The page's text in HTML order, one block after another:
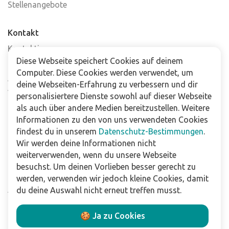
Stellenangebote
Kontakt
Kontaktiere uns
Häufig gestellte Fragen
Abonniere unseren Newsletter
Verkaufsstellen
Für Unternehmen
Downloads
Impressum
Datenschutzbestimmungen
Allgemeine Verkaufs- und Lieferbedingungen
Haftungsausschluss
Diese Webseite speichert Cookies auf deinem
Computer. Diese Cookies werden verwendet, um
deine Webseiten-Erfahrung zu verbessern und dir
personalisiertere Dienste sowohl auf dieser Webseite
als auch über andere Medien bereitzustellen. Weitere
Informationen zu den von uns verwendeten Cookies
findest du in unserem Datenschutz-Bestimmungen.
Wir werden deine Informationen nicht
weiterverwenden, wenn du unsere Webseite
besuchst. Um deinen Vorlieben besser gerecht zu
werden, verwenden wir jedoch kleine Cookies, damit
du deine Auswahl nicht erneut treffen musst.
🍪 Ja zu Cookies